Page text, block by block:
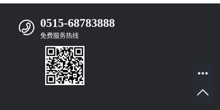
0515-68783888
免费服务热线